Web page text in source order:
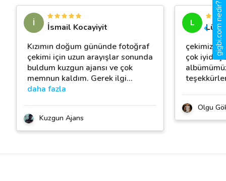
İ
İsmail Kocayiyit
Kızımın doğum gününde fotoğraf
çekimi için uzun arayışlar sonunda
buldum kuzgun ajansı ve çok
memnun kaldım. Gerek ilgi…
daha fazla
Kuzgun Ajans
L
çekimizi
çok iyidi
Olgu
gigbi.com nedir?